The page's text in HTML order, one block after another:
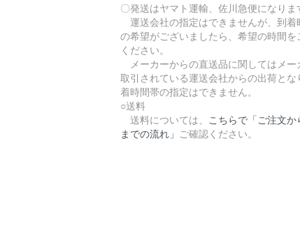
〇発送はヤマト運輸、佐川急便になりま
運送会社の指定はできませんが、到着
の希望がございましたら、希望の時間を
ください。
メーカーからの直送品に関してはメー
取引されている運送会社からの出荷とな
着時間帯の指定はできません。
○送料
送料については、 こちらで「ご注文か
までの流れ」 ご確認ください。